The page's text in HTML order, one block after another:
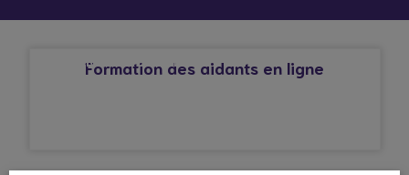
AFFECTION CARDIAQUE
Formation des aidants en ligne